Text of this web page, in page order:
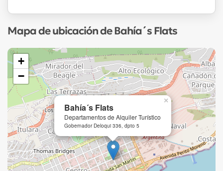
Mapa de ubicación de Bahía´s Flats
Bahía´s Flats
Departamentos de Alquiler Turístico
Gobernador Deloqui 336, dpto 5
×
+
−